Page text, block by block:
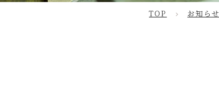
TOP お知らせ